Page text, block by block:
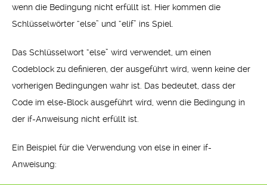
wenn die Bedingung nicht erfüllt ist. Hier kommen die
Schlüsselwörter “else” und “elif” ins Spiel.
Das Schlüsselwort “else” wird verwendet, um einen
Codeblock zu definieren, der ausgeführt wird, wenn keine der
vorherigen Bedingungen wahr ist. Das bedeutet, dass der
Code im else-Block ausgeführt wird, wenn die Bedingung in
der if-Anweisung nicht erfüllt ist.
Ein Beispiel für die Verwendung von else in einer if-
Anweisung: